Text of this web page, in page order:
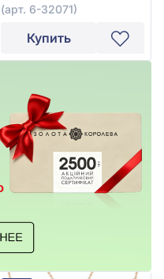
(арт. 6-32071)
Купить